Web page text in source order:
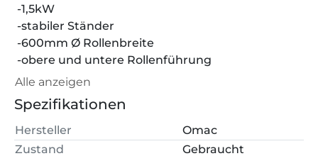
-1,5kW
-stabiler Ständer
-600mm Ø Rollenbreite
-obere und untere Rollenführung
- Transportmaß: 1100 x 2000 x 650 mm, 325 kg
Alle anzeigen
Spezifikationen
Hersteller
Omac
Zustand
Gebraucht